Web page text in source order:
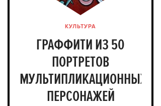
КУЛЬТУРА
ГРАФФИТИ ИЗ 50
ПОРТРЕТОВ
МУЛЬТИПЛИКАЦИОННЫХ
ПЕРСОНАЖЕЙ